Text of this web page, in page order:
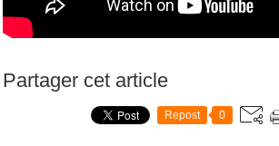
Partager cet article
Repost 0